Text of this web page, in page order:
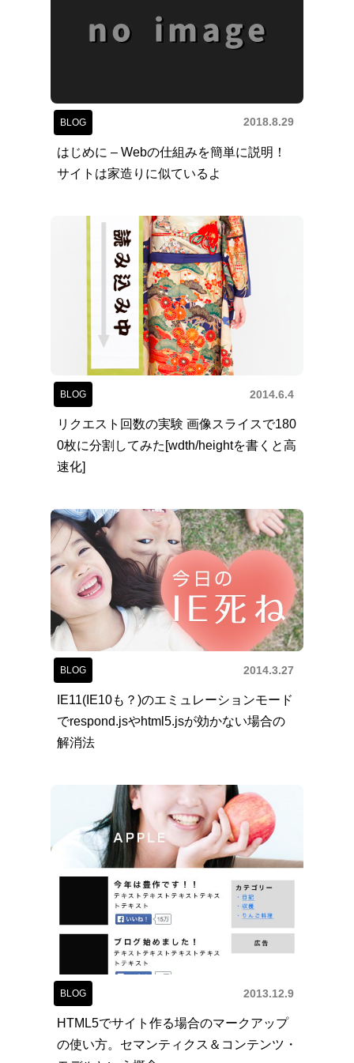
BLOG 2018.8.29
はじめに – Webの仕組みを簡単に説明！
サイトは家造りに似ているよ
BLOG 2014.6.4
リクエスト回数の実験 画像スライスで180
0枚に分割してみた[wdth/heightを書くと高
速化]
BLOG 2014.3.27
IE11(IE10も？)のエミュレーションモード
でrespond.jsやhtml5.jsが効かない場合の
解消法
BLOG 2013.12.9
HTML5でサイト作る場合のマークアップ
の使い方。セマンティクス＆コンテンツ・